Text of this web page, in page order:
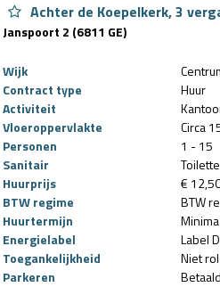
Achter de Koepelkerk, 3
Janspoort 2 (6811 GE)
Wijk
Contract type
Huur
Activiteit
Vloeroppervlakte
Circa
Personen
1 - 15
Sanitair
Huurprijs
€
BTW regime
BTW
Huurtermijn
Energielabel
Label D
Toegankelijkheid
Niet
Parkeren